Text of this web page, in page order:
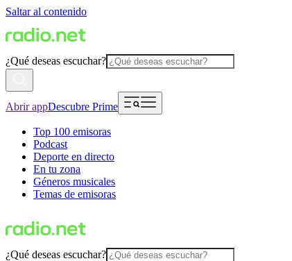
Saltar al contenido
¿Qué deseas escuchar?
Abrir appDescubre Prime
Top 100 emisoras
Podcast
Deporte en directo
En tu zona
Géneros musicales
Temas de emisoras
¿Qué deseas escuchar?